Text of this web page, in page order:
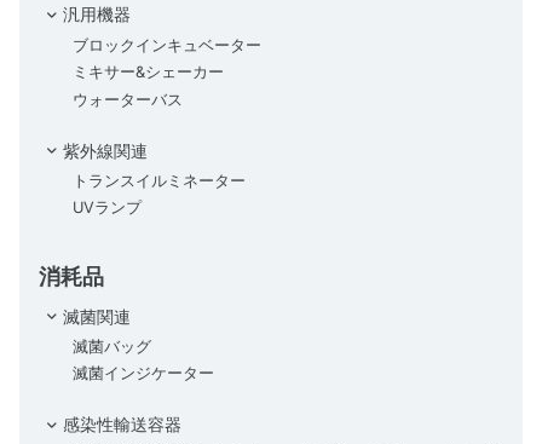
汎用機器
ブロックインキュベーター
ミキサー&シェーカー
ウォーターバス
紫外線関連
トランスイルミネーター
UVランプ
消耗品
滅菌関連
滅菌バッグ
滅菌インジケーター
感染性輸送容器